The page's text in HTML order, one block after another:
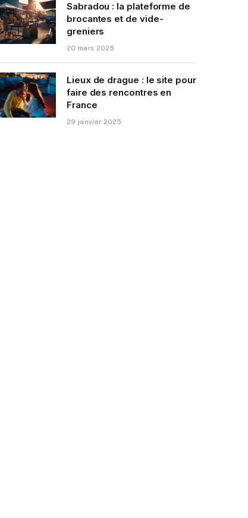
Sabradou : la plateforme de
brocantes et de vide-
greniers
20 mars 2025
Lieux de drague : le site pour
faire des rencontres en
France
29 janvier 2025